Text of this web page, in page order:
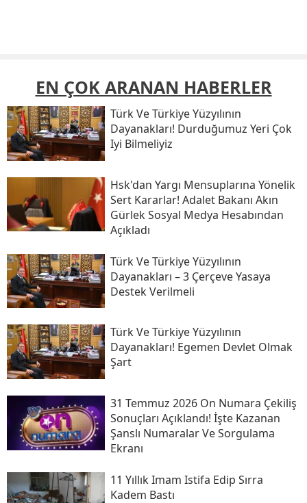
EN ÇOK ARANAN HABERLER
Türk Ve Türkiye Yüzyılının
Dayanakları! Durduğumuz Yeri Çok
Iyi Bilmeliyiz
Hsk'dan Yargı Mensuplarına Yönelik
Sert Kararlar! Adalet Bakanı Akın
Gürlek Sosyal Medya Hesabından
Açıkladı
Türk Ve Türkiye Yüzyılının
Dayanakları – 3 Çerçeve Yasaya
Destek Verilmeli
Türk Ve Türkiye Yüzyılının
Dayanakları! Egemen Devlet Olmak
Şart
31 Temmuz 2026 On Numara Çekiliş
Sonuçları Açıklandı! İşte Kazanan
Şanslı Numaralar Ve Sorgulama
Ekranı
11 Yıllık Imam Istifa Edip Sırra
Kadem Bastı